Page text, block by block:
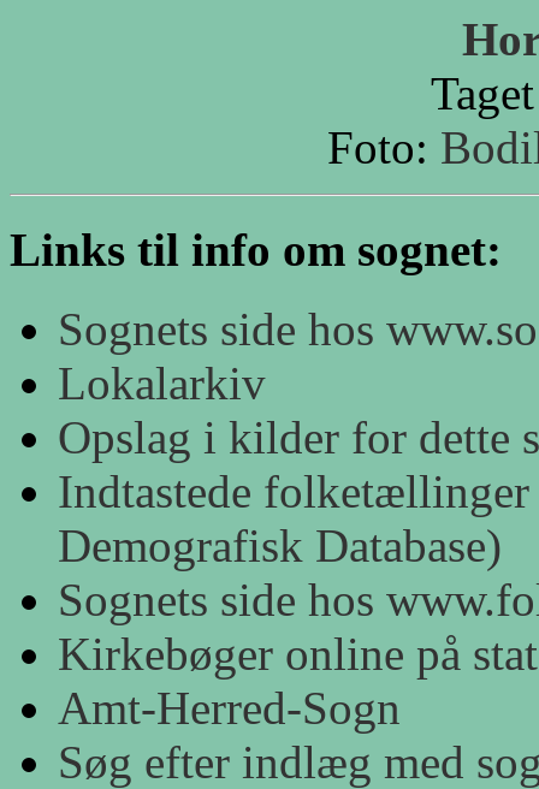
Foto:
Links til info om sognet:
Sognets side hos
Lokalarkiv
Opslag i kilder for dette
Indtastede
Demografisk Database)
Sognets side hos
Kirkebøger online på
Amt-Herred-Sogn
Søg efter indlæg med